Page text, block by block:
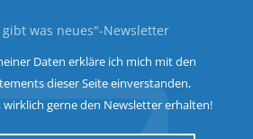
gibt was neues"-Newsletter
Daten erkläre ich mich mit den
dieser Seite einverstanden,
gerne den Newsletter erhalten!